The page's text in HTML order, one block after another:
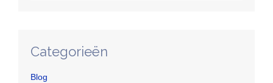
Categorieën
Blog